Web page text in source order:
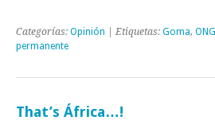
Categorías: Opinión | Etiquetas: Goma, ONG
permanente
That’s África…!